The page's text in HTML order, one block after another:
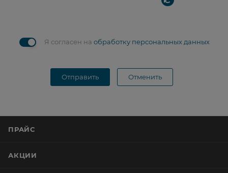
Я согласен на обработку персональных данных
Отправить Отменить
ПРАЙС
АКЦИИ